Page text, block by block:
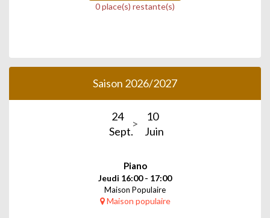
0 place(s) restante(s)
Saison 2026/2027
24
Sept.
10
Juin
Piano
Jeudi 16:00 - 17:00
Maison Populaire
Maison populaire